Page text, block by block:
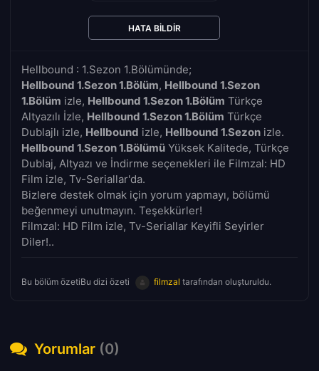
Hellbound : 1.Sezon 1.Bölümünde;
Hellbound 1.Sezon 1.Bölüm, Hellbound 1.Sezon
1.Bölüm izle, Hellbound 1.Sezon 1.Bölüm Türkçe
Altyazılı İzle, Hellbound 1.Sezon 1.Bölüm Türkçe
Dublajlı izle, Hellbound izle, Hellbound 1.Sezon izle.
Hellbound 1.Sezon 1.Bölümü Yüksek Kalitede, Türkçe
Dublaj, Altyazı ve İndirme seçenekleri ile Filmzal: HD
Film izle, Tv-Seriallar'da.
Bizlere destek olmak için yorum yapmayı, bölümü
beğenmeyi unutmayın. Teşekkürler!
Filmzal: HD Film izle, Tv-Seriallar Keyifli Seyirler
Diler!..
Bu bölüm özetiBu dizi özeti filmzal tarafından oluşturuldu.
HATA BILDIR
Yorumlar (0)